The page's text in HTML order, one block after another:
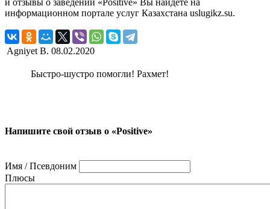
и отзывы о заведении «Positive» Вы найдете на
информационном портале услуг Казахстана uslugikz.su.
Agniyet B. 08.02.2020
Быстро-шустро помогли! Рахмет!
Напишите свой отзыв о «Positive»
Имя / Псевдоним
Плюсы